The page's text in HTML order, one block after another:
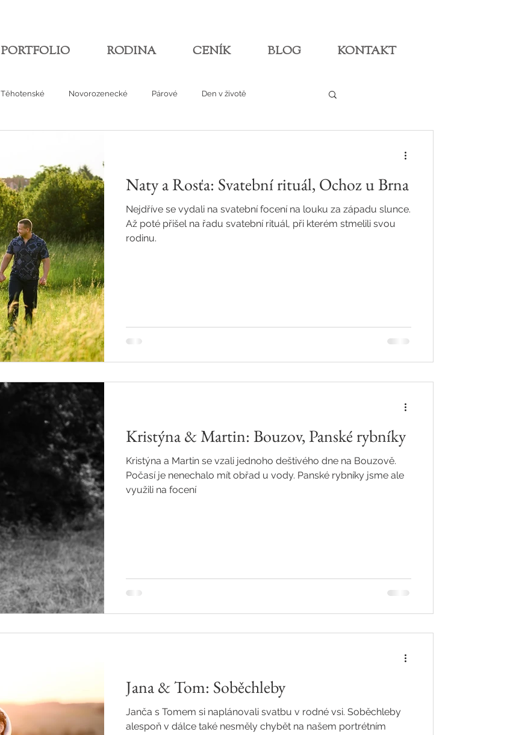
PORTFOLIO RODINA CENÍK BLOG KONTAKT
Těhotenské Novorozenecké Párové Den v životě
Naty a Rosťa: Svatební rituál, Ochoz u Brna
Nejdříve se vydali na svatební focení na louku za západu slunce.
Až poté přišel na řadu svatební rituál, při kterém stmelili svou
rodinu.
Kristýna & Martin: Bouzov, Panské rybníky
Kristýna a Martin se vzali jednoho deštivého dne na Bouzově.
Počasí je nenechalo mít obřad u vody. Panské rybníky jsme ale
využili na focení
Jana & Tom: Soběchleby
Janča s Tomem si naplánovali svatbu v rodné vsi. Soběchleby
alespoň v dálce také nesměly chybět na našem portrétním